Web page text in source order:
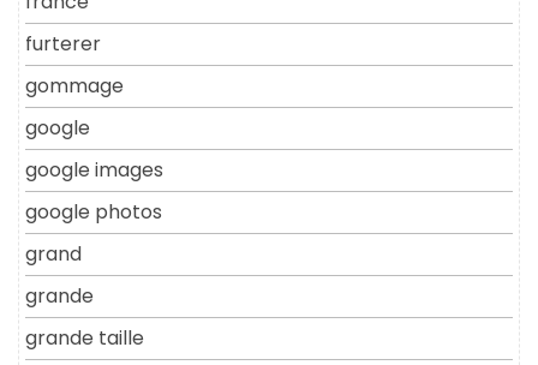
furterer
gommage
google
google images
google photos
grand
grande
grande taille